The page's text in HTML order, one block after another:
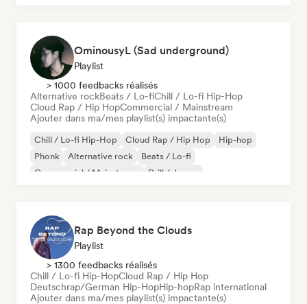
OminousyL (Sad underground)
Playlist
> 1000 feedbacks réalisés
Alternative rockBeats / Lo-fiChill / Lo-fi Hip-Hop
Cloud Rap / Hip HopCommercial / Mainstream
Ajouter dans ma/mes playlist(s) impactante(s)
Chill / Lo-fi Hip-Hop Cloud Rap / Hip Hop
Hip-hop
Phonk
Alternative rock
Beats / Lo-fi
Commercial / Mainstream
Drill / Jersey
Rap Beyond the Clouds
Playlist
> 1300 feedbacks réalisés
Chill / Lo-fi Hip-HopCloud Rap / Hip Hop
Deutschrap/German Hip-HopHip-hopRap international
Ajouter dans ma/mes playlist(s) impactante(s)